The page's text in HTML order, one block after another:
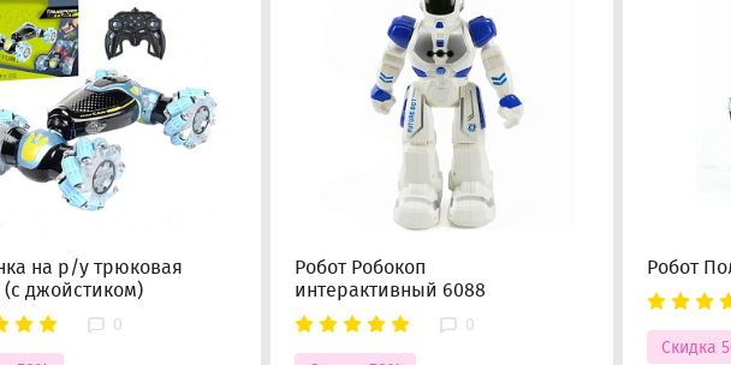
на р/у трюковая
(с джойстиком)
0
Робот Робокоп
интерактивный 6088
0
Робот
Скидка